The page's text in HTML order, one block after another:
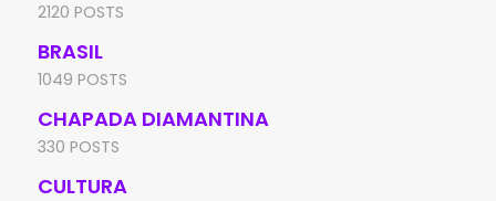
2120 POSTS
BRASIL
1049 POSTS
CHAPADA DIAMANTINA
330 POSTS
CULTURA